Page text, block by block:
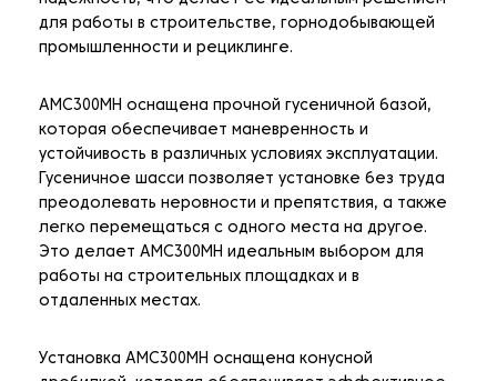
для работы в строительстве, горнодобывающей
промышленности и рециклинге.
AMC300MH оснащена прочной гусеничной базой,
которая обеспечивает маневренность и
устойчивость в различных условиях эксплуатации.
Гусеничное шасси позволяет установке без труда
преодолевать неровности и препятствия, а также
легко перемещаться с одного места на другое.
Это делает AMC300MH идеальным выбором для
работы на строительных площадках и в
отдаленных местах.
Установка AMC300MH оснащена конусной